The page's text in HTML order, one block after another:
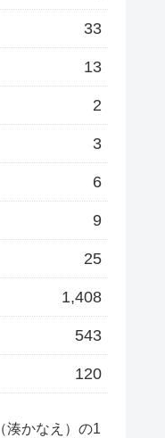
33
13
2
3
6
9
25
1,408
543
120
湊かなえ）の1